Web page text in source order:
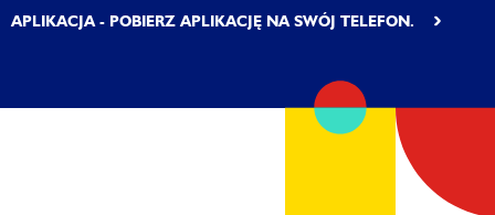
APLIKACJA - POBIERZ APLIKACJĘ NA SWÓJ TELEFON.